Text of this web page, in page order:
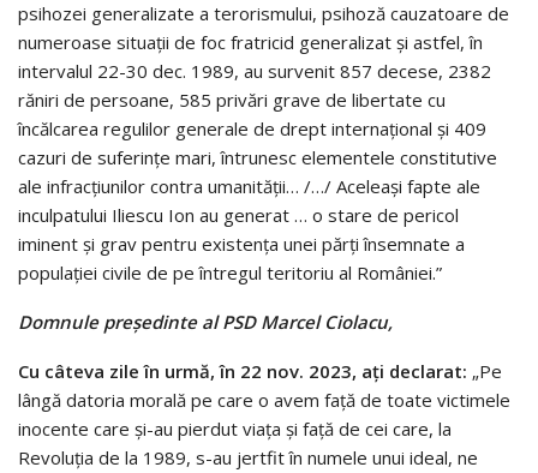
psihozei generalizate a terorismului, psihoză cauzatoare de
numeroase situații de foc fratricid generalizat și astfel, în
intervalul 22-30 dec. 1989, au survenit 857 decese, 2382
răniri de persoane, 585 privări grave de libertate cu
încălcarea regulilor generale de drept internațional și 409
cazuri de suferințe mari, întrunesc elementele constitutive
ale infracțiunilor contra umanității… /…/ Aceleași fapte ale
inculpatului Iliescu Ion au generat … o stare de pericol
iminent și grav pentru existența unei părți însemnate a
populației civile de pe întregul teritoriu al României.”
Domnule președinte al PSD Marcel Ciolacu,
Cu câteva zile în urmă, în 22 nov. 2023, ați declarat: „Pe
lângă datoria morală pe care o avem față de toate victimele
inocente care și-au pierdut viața și față de cei care, la
Revoluția de la 1989, s-au jertfit în numele unui ideal, ne